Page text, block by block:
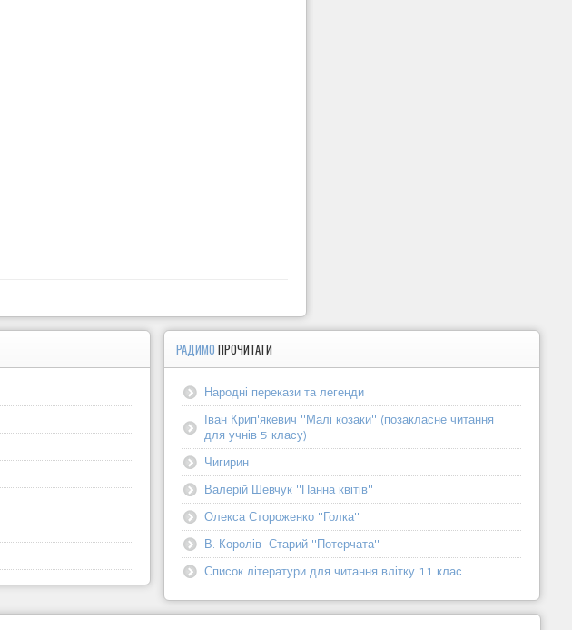
РАДИМОПРОЧИТАТИ
Народні перекази та легенди
Іван Крип'якевич "Малі козаки" (позакласне читання
для учнів 5 класу)
Чигирин
Валерій Шевчук "Панна квітів"
Олекса Стороженко "Голка"
В. Королів-Старий "Потерчата"
Список літератури для читання влітку 11 клас